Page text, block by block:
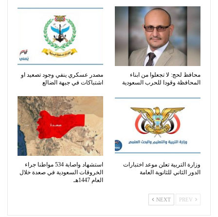
محافظ لحج: لا تجعلوا من ابناء
المحافظة وقودا للحرب السعودية
مصدر عسكري ينفي وجود تصعيد او
اشتباكات في جبهة الضالع
وزارة التربية تعلن موعد اختبارات
الدور الثاني للثانوية العامة
استشهاد واصابة 534 مواطنا جراء
الخروقات السعودية في صعدة خلال
العام 1447هـ
NEXT